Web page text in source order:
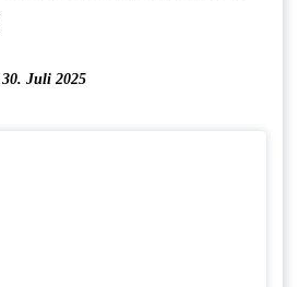
30. Juli 2025